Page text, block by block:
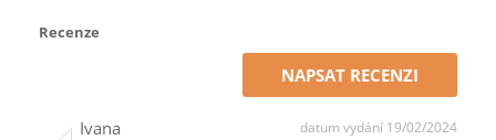
Recenze
NAPSAT RECENZI
Ivana datum vydání 19/02/2024